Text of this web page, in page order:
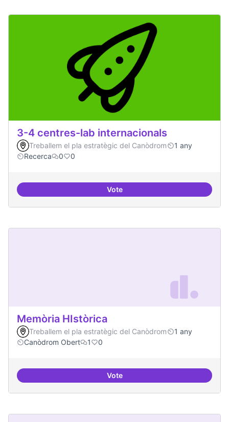
3-4 centres-lab internacionals
Treballem el pla estratègic del Canòdrom
1 any
Recerca
0 0
Vote3-4 centres-lab internacionals
Memòria HIstòrica
Treballem el pla estratègic del Canòdrom
1 any
Canòdrom Obert
1 0
VoteMemòria HIstòrica